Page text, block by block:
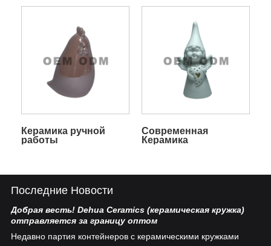
Керамика ручной
работы
Современная
Керамика
Последние Новости
Добрая весть! Dehua Ceramics (керамическая кружка)
отправляется за границу оптом
Недавно партия контейнеров с керамическими кружками